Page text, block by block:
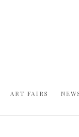
ART FAIRS